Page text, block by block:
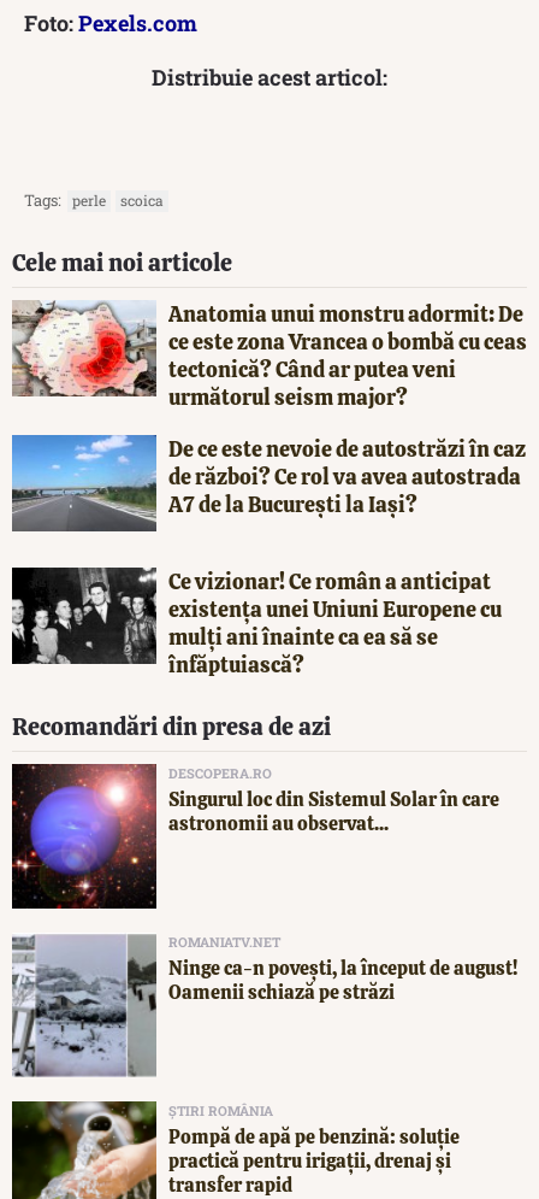
Foto:Pexels.com
Distribuie acest articol:
Tags: perle scoica
Cele mai noi articole
Anatomia unui monstru adormit: De
ce este zona Vrancea o bombă cu ceas
tectonică? Când ar putea veni
următorul seism major?
De ce este nevoie de autostrăzi în caz
de război? Ce rol va avea autostrada
A7 de la București la Iași?
Ce vizionar! Ce român a anticipat
existența unei Uniuni Europene cu
mulți ani înainte ca ea să se
înfăptuiască?
Recomandări din presa de azi
DESCOPERA.RO
Singurul loc din Sistemul Solar în care
astronomii au observat...
ROMANIATV.NET
Ninge ca-n povești, la început de august!
Oamenii schiază pe străzi
ȘTIRI ROMÂNIA
Pompă de apă pe benzină: soluție
practică pentru irigații, drenaj și
transfer rapid